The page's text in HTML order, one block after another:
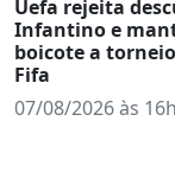
Uefa rejeita
Infantino e
boicote a
Fifa
07/08/2026 às